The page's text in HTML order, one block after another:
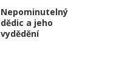
Nepominutelný
dědic a jeho
vydědění